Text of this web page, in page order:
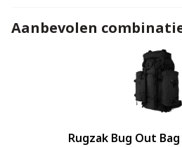
Aanbevolen
Rugzak Bug Out